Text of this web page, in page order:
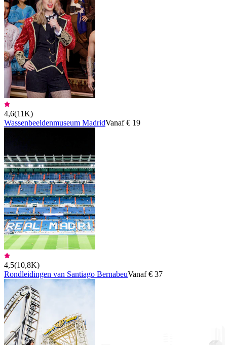
4,6(11K)
Wassenbeeldenmuseum MadridVanaf € 19
4,5(10,8K)
Rondleidingen van Santiago BernabeuVanaf € 37